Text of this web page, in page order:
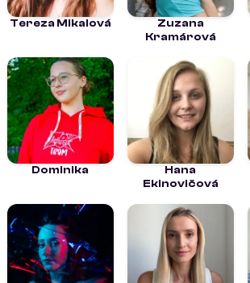
Tereza Mikalová
Zuzana
Kramárová
Dominika
Hana
Ekinovičová